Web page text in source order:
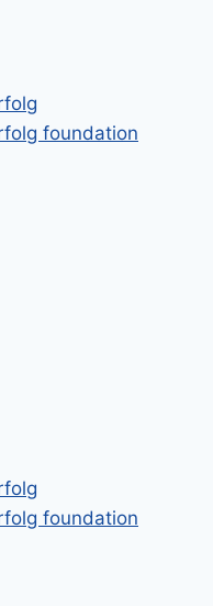
foundation
foundation